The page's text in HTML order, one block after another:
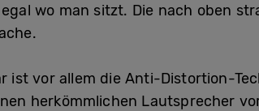
wo man sitzt. Die nach oben
ist vor allem die Anti-Distortion-
herkömmlichen Lautsprecher